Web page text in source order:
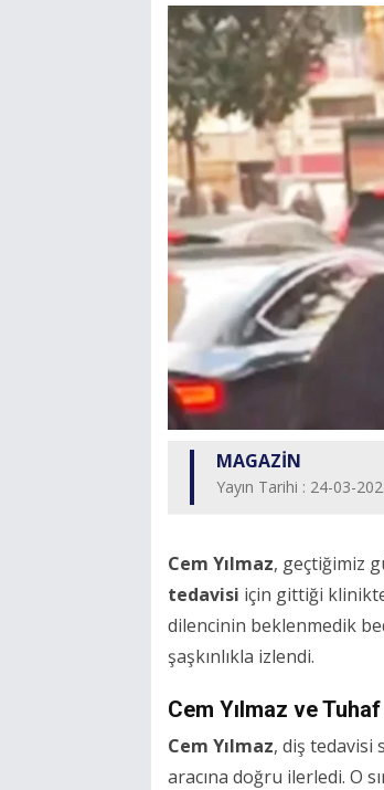
MAGAZİN
Yayın Tarihi : 24-03-
Cem Yılmaz, geçtiğimiz
tedavisi için gittiği
dilencinin beklenmedik
şaşkınlıkla izlendi.
Cem Yılmaz ve
Cem Yılmaz, diş tedavisi
aracına doğru ilerledi. O